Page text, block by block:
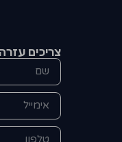
צריכים